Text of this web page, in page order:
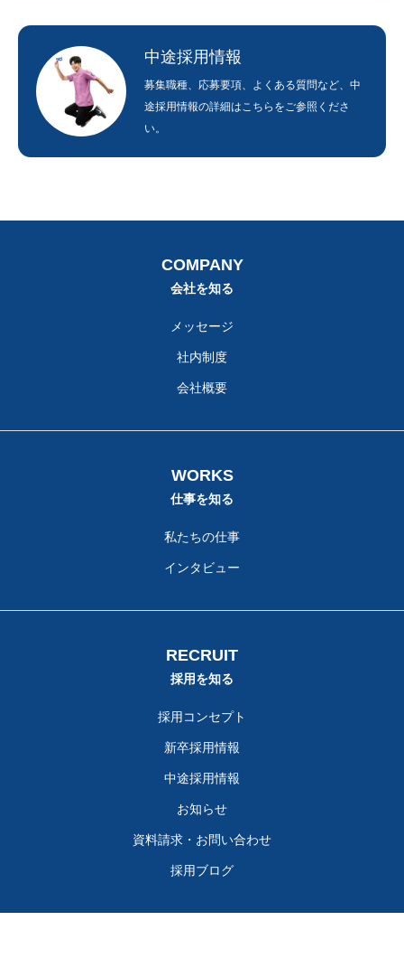
WORKS
RECRUIT 採用を知る
中途採用情報
募集職種、応募要項、よくある質問など、中
途採用情報の詳細はこちらをご参照くださ
い。
COMPANY
会社を知る
メッセージ
社内制度
会社概要
WORKS
仕事を知る
私たちの仕事
インタビュー
RECRUIT
採用を知る
採用コンセプト
新卒採用情報
中途採用情報
お知らせ
資料請求・お問い合わせ
採用ブログ